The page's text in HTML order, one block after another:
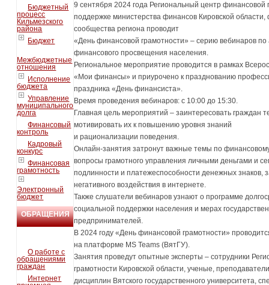
Бюджетный
процесс
Кильмезского
района
Бюджет
Межбюджетные
отношения
Исполнение
бюджета
Управление
муниципального
долга
Финансовый
контроль
Кадровый
конкурс
Финансовая
грамотность
Электронный
бюджет
ОБРАЩЕНИЯ
О работе с
обращениями
граждан
Интернет
9 сентября 2024 года Региональный центр финансовой
поддержке министерства финансов Кировской области,
сообщества региона проводит
«День финансовой грамотности» – серию вебинаров
финансового просвещения населения.
Региональное мероприятие проводится в рамках
«Мои финансы» и приурочено к празднованию
праздника «День финансиста».
Время проведения вебинаров: с 10:00 до 15:30.
Главная цель мероприятий – заинтересовать граждан
мотивировать их к повышению уровня знаний
и рационализации поведения.
Онлайн-занятия затронут важные темы по
вопросы грамотного управления личными деньгами и
подлинности и платежеспособности денежных
негативного воздействия в интернете.
Также слушатели вебинаров узнают о программе
социальной поддержки населения и мерах
предпринимателей.
В 2024 году «День финансовой грамотности»
на платформе MS Teams (ВятГУ).
Занятия проведут опытные эксперты – сотрудники
грамотности Кировской области, ученые,
дисциплин Вятского государственного университета,